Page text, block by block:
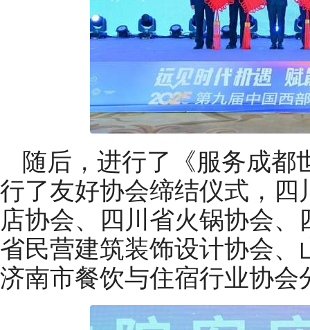
随后，进行了《服务成都
行了友好协会缔结仪式，
店协会、四川省火锅协会
省民营建筑装饰设计协会
济南市餐饮与住宿行业协会